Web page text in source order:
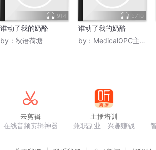
914
谁动了我的奶酪
by： 秋语荷塘
6710
谁动了我的奶酪
by： MedicalOPC主理人
云剪辑
在线音频剪辑神器
主播培训
兼职副业，兴趣赚钱